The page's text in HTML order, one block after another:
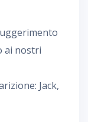
ai nostri
Jack,